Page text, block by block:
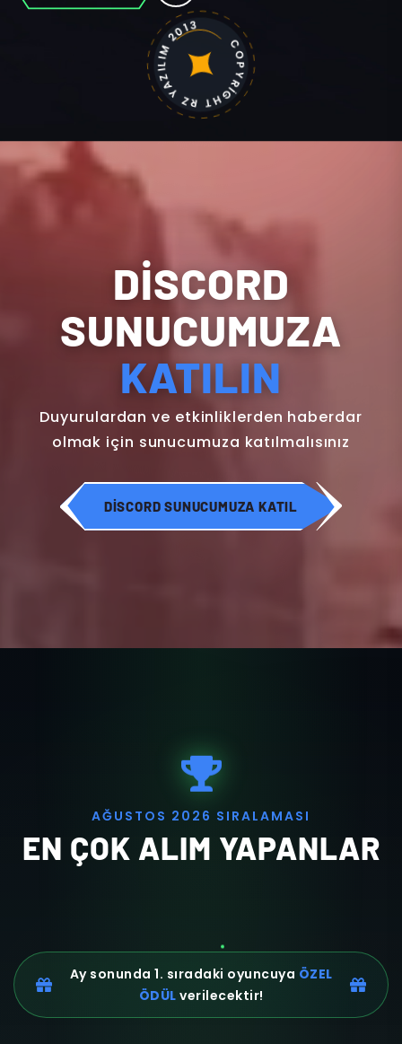
COPYRİGHT RZ YAZILIM 2013
DİSCORD
SUNUCUMUZA
KATILIN
Duyurulardan ve etkinliklerden haberdar
olmak için sunucumuza katılmalısınız
DISCORD SUNUCUMUZA KATIL
AĞU S T O S 2 0 2 6 S I RALAMAS I
EN ÇOK ALIM YAPANLAR
Ay sonunda 1. sıradaki oyuncuya ÖZEL
ÖDÜL verilecektir!